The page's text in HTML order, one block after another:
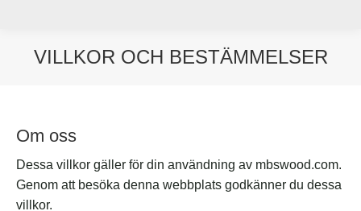
VILLKOR OCH BESTÄMMELSER
Om oss
Dessa villkor gäller för din användning av mbswood.com.
Genom att besöka denna webbplats godkänner du dessa
villkor.